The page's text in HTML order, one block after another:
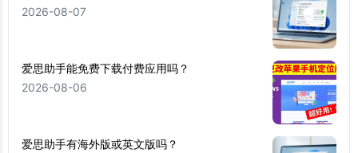
2026-08-07
爱思助手能免费下载付费应用吗？
2026-08-06
爱思助手有海外版或英文版吗？